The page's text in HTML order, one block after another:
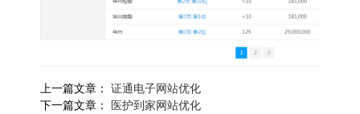
上一篇文章： 证通电子网站优化
下一篇文章： 医护到家网站优化